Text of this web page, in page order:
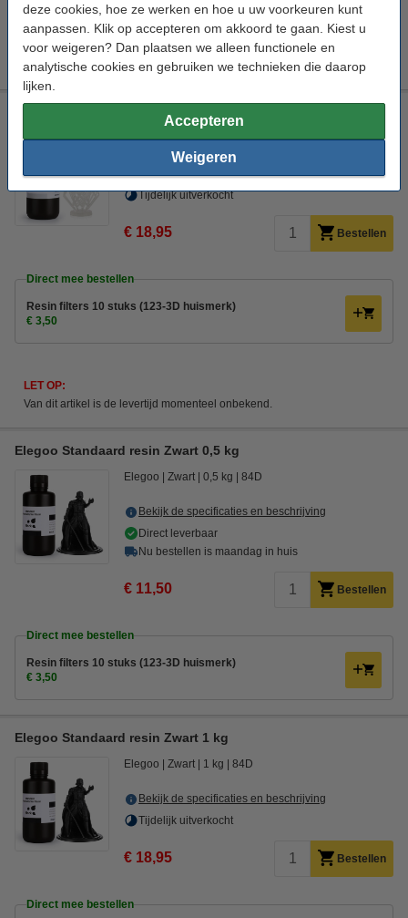
deze cookies, hoe ze werken en hoe u uw voorkeuren kunt
aanpassen. Klik op accepteren om akkoord te gaan. Kiest u
voor weigeren? Dan plaatsen we alleen functionele en
analytische cookies en gebruiken we technieken die daarop
lijken.
Accepteren
Weigeren
Direct mee bestellen
Resin filters 10 stuks (123-3D huismerk)
€ 3,50
Elegoo Standaard resin Transparant 1 kg
Elegoo Transparant 1 kg 84D
Bekijk de specificaties en beschrijving
Tijdelijk uitverkocht
€ 18,95 Bestellen
Direct mee bestellen
Resin filters 10 stuks (123-3D huismerk)
€ 3,50
LET OP:
Van dit artikel is de levertijd momenteel onbekend.
Elegoo Standaard resin Zwart 0,5 kg
Elegoo Zwart 0,5 kg 84D
Bekijk de specificaties en beschrijving
Direct leverbaar
Nu bestellen is maandag in huis
€ 11,50 Bestellen
Direct mee bestellen
Resin filters 10 stuks (123-3D huismerk)
€ 3,50
Elegoo Standaard resin Zwart 1 kg
Elegoo Zwart 1 kg 84D
Bekijk de specificaties en beschrijving
Tijdelijk uitverkocht
€ 18,95 Bestellen
Direct mee bestellen